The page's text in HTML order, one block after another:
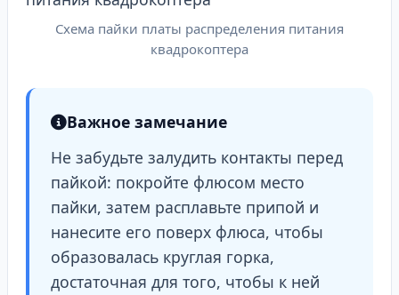
Схема пайки платы распределения питания
квадрокоптера
Важное замечание
Не забудьте залудить контакты перед
пайкой: покройте флюсом место
пайки, затем расплавьте припой и
нанесите его поверх флюса, чтобы
образовалась круглая горка,
достаточная для того, чтобы к ней